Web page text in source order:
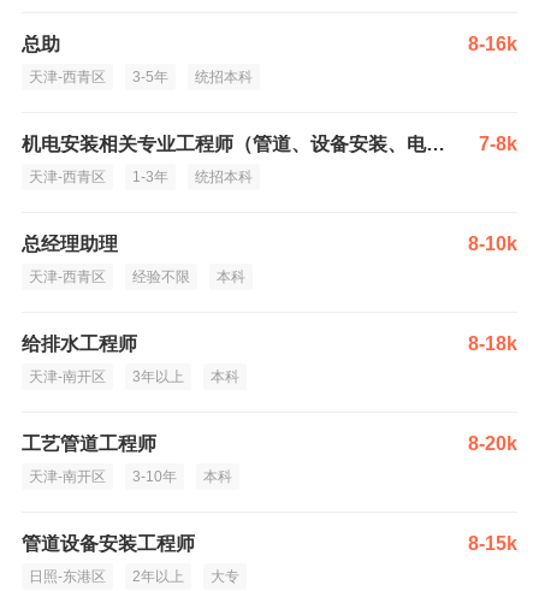
总助 8-16k
天津-西青区 3-5年 统招本科
机电安装相关专业工程师（管道、设备安装、电气） 7-8k
天津-西青区 1-3年 统招本科
总经理助理 8-10k
天津-西青区 经验不限 本科
给排水工程师 8-18k
天津-南开区 3年以上 本科
工艺管道工程师 8-20k
天津-南开区 3-10年 本科
管道设备安装工程师 8-15k
日照-东港区 2年以上 大专